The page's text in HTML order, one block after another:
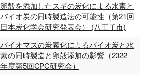
卵殻を添加したスギの炭化による水素と
バイオ炭の同時製造法の可能性（第21回
日本炭化学会研究発表会） (八王子市)
バイオマスの炭素化によるバイオ炭と水
素の同時製造と卵殻添加の影響（2022
年度第5回CPC研究会）